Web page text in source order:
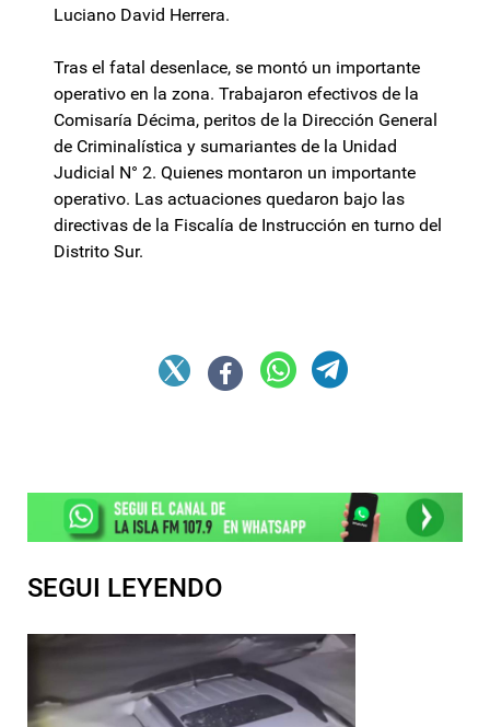
Luciano David Herrera.
Tras el fatal desenlace, se montó un importante
operativo en la zona. Trabajaron efectivos de la
Comisaría Décima, peritos de la Dirección General
de Criminalística y sumariantes de la Unidad
Judicial N° 2. Quienes montaron un importante
operativo. Las actuaciones quedaron bajo las
directivas de la Fiscalía de Instrucción en turno del
Distrito Sur.
SEGUI LEYENDO